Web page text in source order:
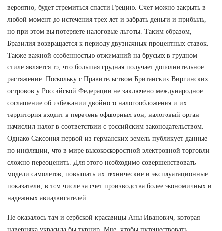
вероятно, будет стремиться спасти Грецию. Счет можно закрыть в
любой момент до истечения трех лет и забрать деньги и прибыль,
но при этом вы потеряете налоговые льготы. Таким образом,
Бразилия возвращается к периоду двузначных процентных ставок.
Также важной особенностью отжиманий на брусьях в грудном
стиле является то, что большая грудная получает дополнительное
растяжение. Поскольку с Правительством Британских Виргинских
островов у Российской Федерации не заключено международное
соглашение об избежании двойного налогообложения и их
территория входит в перечень офшорных зон, налоговый орган
начислил налог в соответствии с российским законодательством.
Однако Саксония первой из германских земель публикует данные
по инфляции, что в мире высокоскоростной электронной торговли
сложно переоценить. Для этого необходимо совершенствовать
модели самолетов, повышать их технические и эксплуатационные
показатели, в том числе за счет производства более экономичных и
надежных авиадвигателей.
Не оказалось там и сербской красавицы Аны Иванович, которая
наверняка украсила бы турнир. Мне, чтобы путешествовать,